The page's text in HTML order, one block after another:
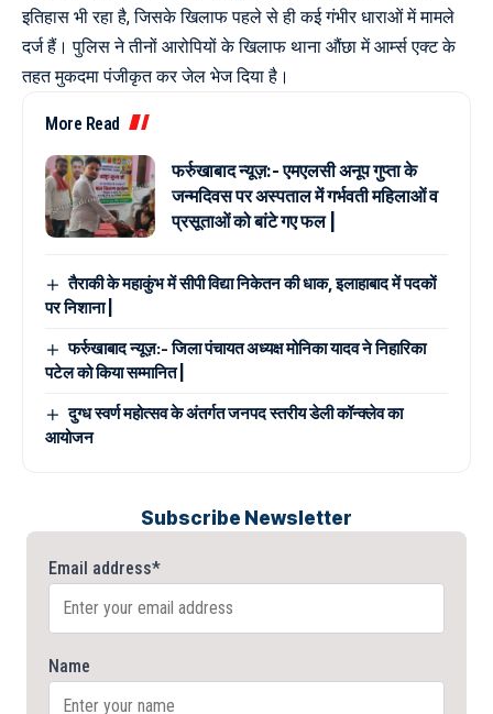
इतिहास भी रहा है, जिसके खिलाफ पहले से ही कई गंभीर धाराओं में मामले
दर्ज हैं। पुलिस ने तीनों आरोपियों के खिलाफ थाना औंछा में आर्म्स एक्ट के
तहत मुकदमा पंजीकृत कर जेल भेज दिया है।
More Read
फर्रुखाबाद न्यूज़:- एमएलसी अनूप गुप्ता के
जन्मदिवस पर अस्पताल में गर्भवती महिलाओं व
प्रसूताओं को बांटे गए फल |
तैराकी के महाकुंभ में सीपी विद्या निकेतन की धाक, इलाहाबाद में पदकों
पर निशाना |
फर्रुखाबाद न्यूज़:- जिला पंचायत अध्यक्ष मोनिका यादव ने निहारिका
पटेल को किया सम्मानित |
दुग्ध स्वर्ण महोत्सव के अंतर्गत जनपद स्तरीय डेली कॉन्क्लेव का
आयोजन
Subscribe Newsletter
Email address*
Name